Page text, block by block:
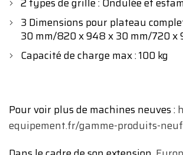
2 types de grille : Ondulée et
3 Dimensions pour plateau
30 mm/820 x 948 x 30 mm/720 x
Capacité de charge max : 100 kg
Pour voir plus de machines neuves :
equipement.fr/gamme-produits-